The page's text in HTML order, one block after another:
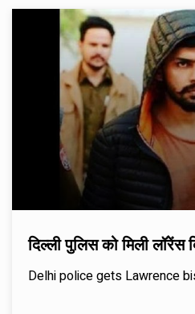
दिल्ली पुलिस को मिली लॉरेंस
Delhi police gets Lawrence